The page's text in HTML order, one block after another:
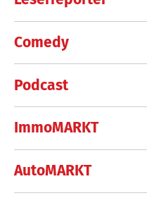
Comedy
Podcast
ImmoMARKT
AutoMARKT